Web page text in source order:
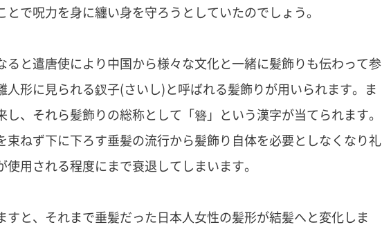
とで呪力を身に纏い身を守ろうとしていたのでしょう。
ると遣唐使により中国から様々な文化と一緒に髪飾りも伝わって参
人形に見られる釵子(さいし)と呼ばれる髪飾りが用いられます。 ま
し、それら髪飾りの総称として「簪」という漢字が当てられます。
束ねず下に下ろす垂髪の流行から髪飾り自体を必要としなくなり礼
使用される程度にまで衰退してしまいます。
すと、それまで垂髪だった日本人女性の髪形が結髪へと変化しま